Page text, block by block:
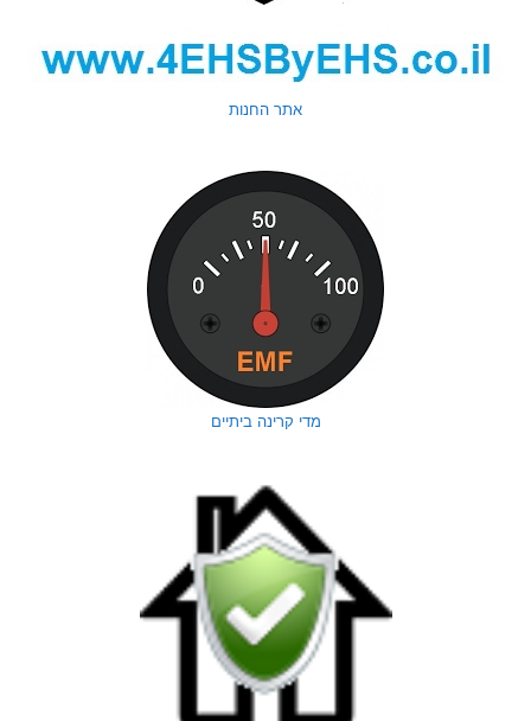
אתר החנות
מדי קרינה ביתיים